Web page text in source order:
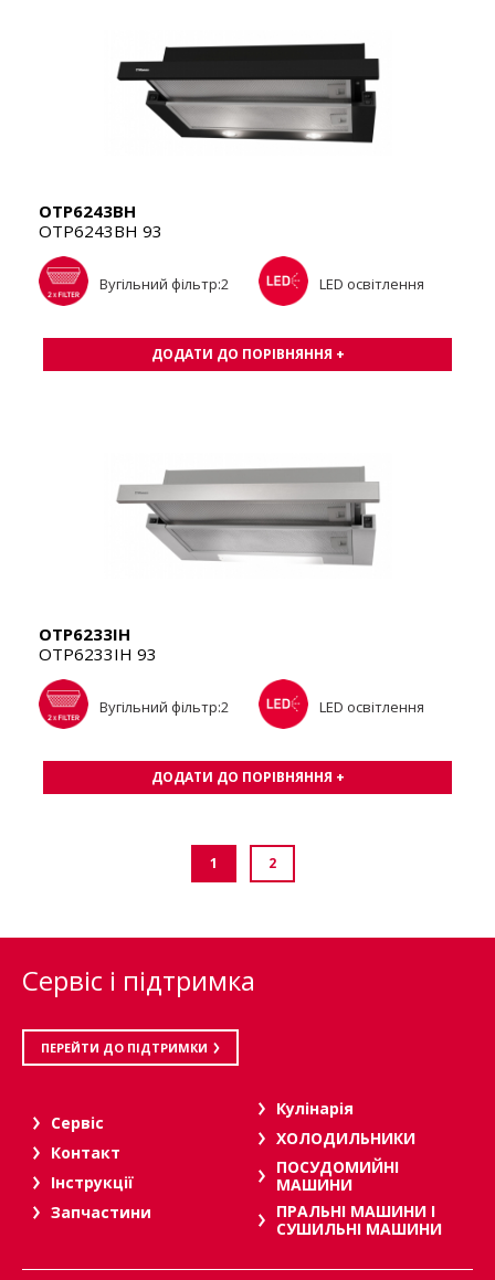
OTP6243BH
OTP6243BH 93
Вугільний фільтр:2 LED освітлення
ДОДАТИ ДО ПОРІВНЯННЯ +
OTP6233IH
OTP6233IH 93
Вугільний фільтр:2 LED освітлення
ДОДАТИ ДО ПОРІВНЯННЯ +
1 2
Сервіс і підтримка
ПЕРЕЙТИ ДО ПІДТРИМКИ
Сервіс
Контакт
Інструкції
Запчастини
Кулінарія
ХОЛОДИЛЬНИКИ
ПОСУДОМИЙНІ
МАШИНИ
ПРАЛЬНІ МАШИНИ І
СУШИЛЬНІ МАШИНИ